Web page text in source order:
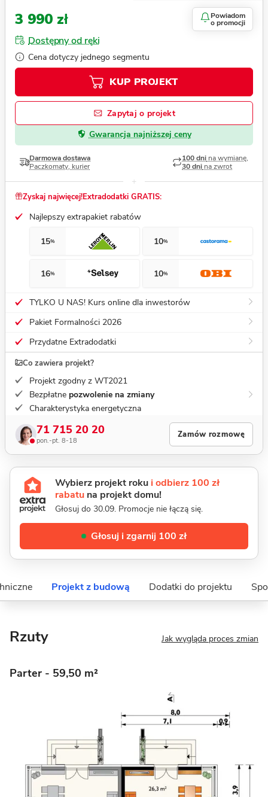
3 990 zł Powiadom
o promocji
Dostępny od ręki
Cena dotyczy jednego segmentu
KUP PROJEKT
Zapytaj o projekt
Gwarancja najniższej ceny
Darmowa dostawa
Paczkomaty, kurier
100 dni na wymianę,
30 dni na zwrot
Zyskaj najwięcej!Extradodatki GRATIS:
Najlepszy extrapakiet rabatów
15% 10%
16% 10%
TYLKO U NAS! Kurs online dla inwestorów
Pakiet Formalności 2026
Przydatne Extradodatki
Co zawiera projekt?
Projekt zgodny z WT2021
Bezpłatne pozwolenie na zmiany
Charakterystyka energetyczna
71 715 20 20
pon.-pt. 8-18
Zamów rozmowę
Wybierz projekt roku i odbierz 100 zł
rabatu na projekt domu!
Głosuj do 30.09. Promocje nie łączą się.
Głosuj i zgarnij 100 zł
Projekt z budową Dodatki do projektu
Rzuty Jak wygląda proces zmian
Parter - 59,50 m²